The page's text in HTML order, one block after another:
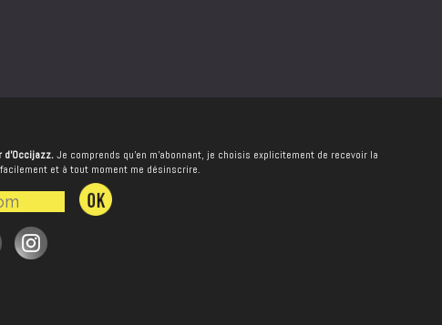
d'Occijazz.Je comprends qu’en m’abonnant, je choisis explicitement de recevoir la
et à tout moment me désinscrire.